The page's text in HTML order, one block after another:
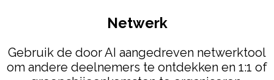
Netwerk
Gebruik de door AI aangedreven netwerktool
om andere deelnemers te ontdekken en 1:1 of